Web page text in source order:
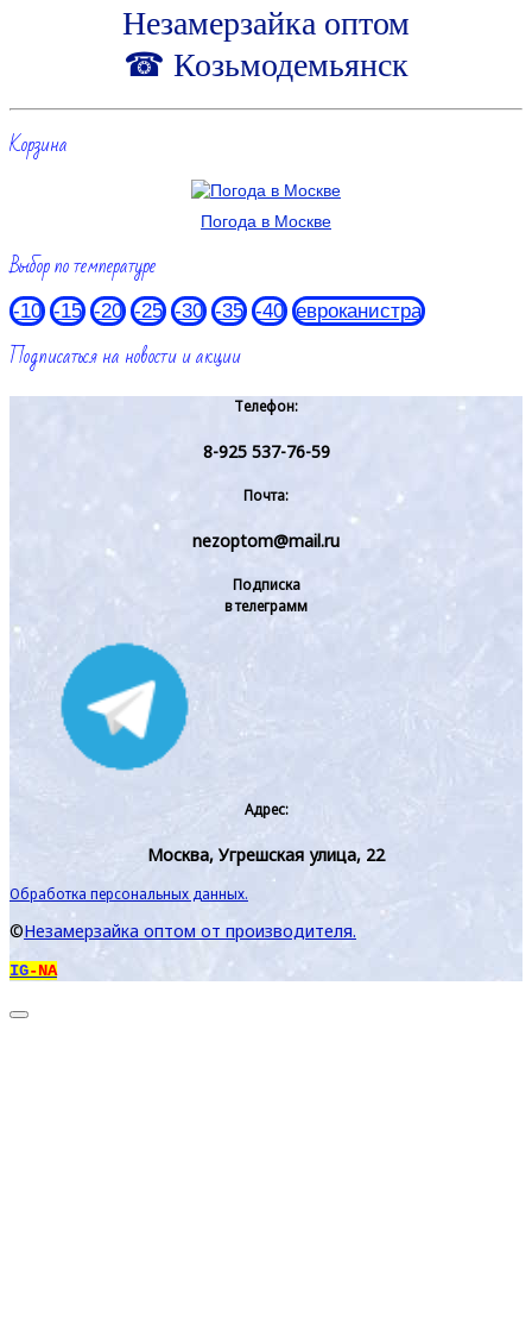
Незамерзайка оптом
☎ Козьмодемьянск
Корзина
Погода в Москве
Выбор по температуре
-10 -15 -20 -25 -30 -35 -40 евроканистра
Подписаться на новости и акции
Телефон:
8-925 537-76-59
Почта:
nezoptom@mail.ru
Подписка
в телеграмм
Адрес:
Москва, Угрешская улица, 22
Обработка персональных данных.
©Незамерзайка оптом от производителя.
IG-NA